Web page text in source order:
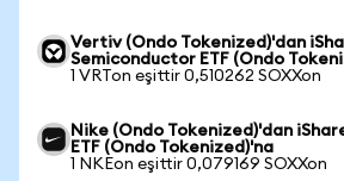
Vertiv (Ondo Tokenized)'dan
Semiconductor ETF (Ondo
1 VRTon eşittir 0,510262 SOXXon
Nike (Ondo Tokenized)'dan
ETF (Ondo Tokenized)'na
1 NKEon eşittir 0,079169 SOXXon